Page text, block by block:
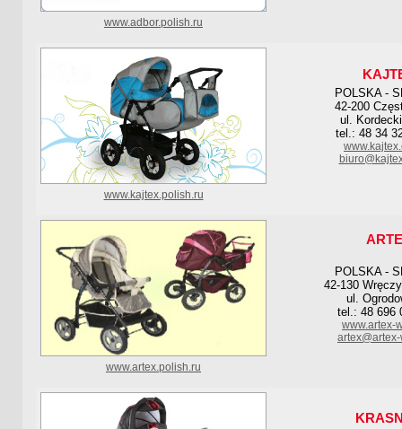
www.adbor.polish.ru
POLSKA -
42-200
ul.
tel.: 48 34
www.kajtex.polish.ru
POLSKA -
42-130
ul.
tel.: 48 696
www.artex-
www.artex.polish.ru